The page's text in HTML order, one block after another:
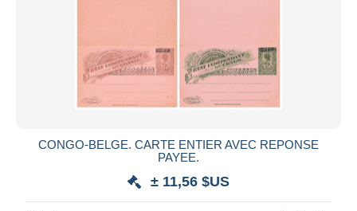
CONGO-BELGE. CARTE ENTIER AVEC REPONSE
PAYEE.
± 11,56 $US